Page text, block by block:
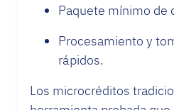
Paquete mínimo de
Procesamiento y
rápidos.
Los microcréditos